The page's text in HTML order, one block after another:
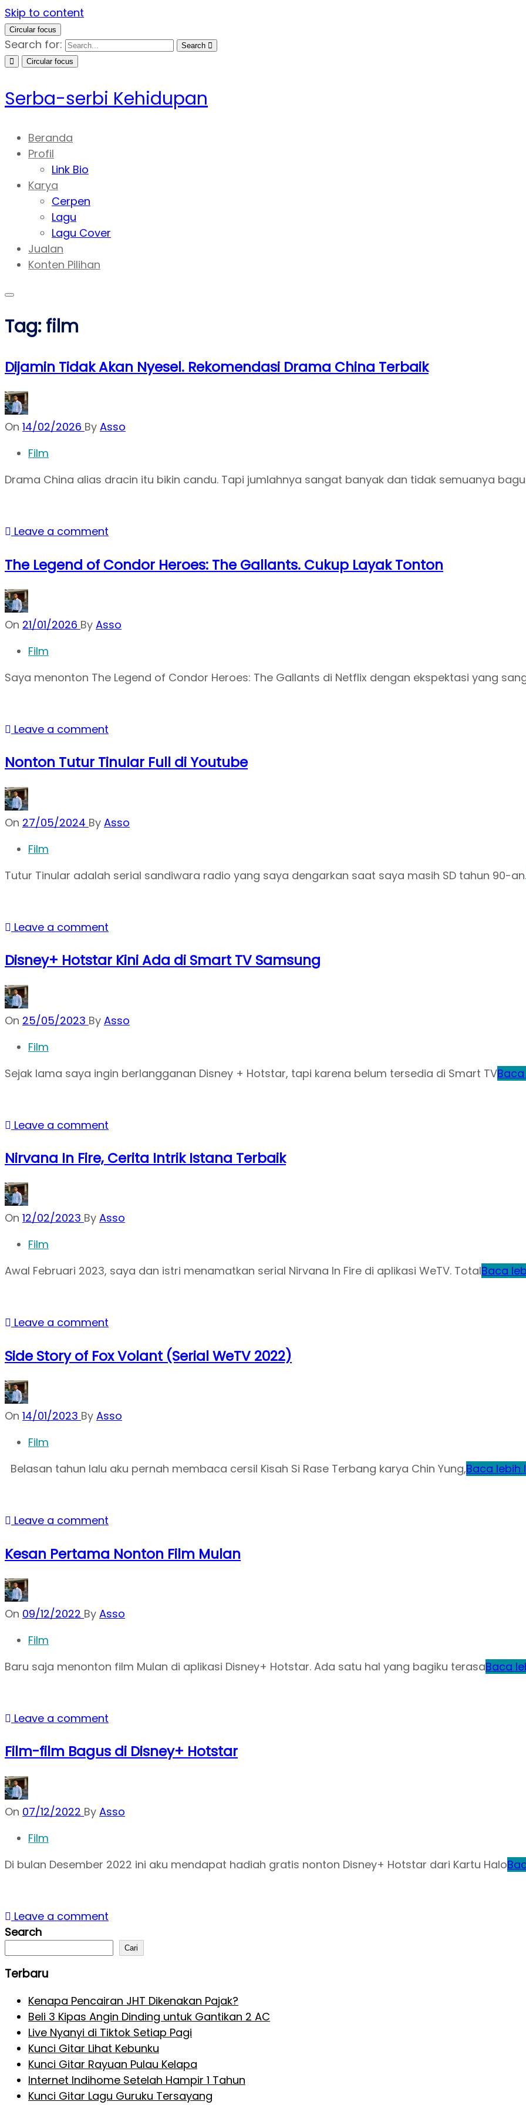
Skip to content
Circular focus
Search for:
Search
Circular focus
Serba-serbi Kehidupan
Beranda
Profil
Link Bio
Karya
Cerpen
Lagu
Lagu Cover
Jualan
Konten Pilihan
Tag:film
Dijamin Tidak Akan Nyesel. Rekomendasi Drama China Terbaik
On 14/02/2026 By Asso
Film
Drama China alias dracin itu bikin candu. Tapi jumlahnya sangat banyak dan tidak semuanya
Leave a comment
The Legend of Condor Heroes: The Gallants. Cukup Layak Tonton
On 21/01/2026 By Asso
Film
Saya menonton The Legend of Condor Heroes: The Gallants di Netflix dengan ekspektasi yang
Leave a comment
Nonton Tutur Tinular Full di Youtube
On 27/05/2024 By Asso
Film
Tutur Tinular adalah serial sandiwara radio yang saya dengarkan saat saya masih SD tahun 90-an.
Leave a comment
Disney+ Hotstar Kini Ada di Smart TV Samsung
On 25/05/2023 By Asso
Film
Sejak lama saya ingin berlangganan Disney + Hotstar, tapi karena belum tersedia di Smart TV
Leave a comment
Nirvana In Fire, Cerita Intrik Istana Terbaik
On 12/02/2023 By Asso
Film
Awal Februari 2023, saya dan istri menamatkan serial Nirvana In Fire di aplikasi WeTV. TotalBaca
Leave a comment
Side Story of Fox Volant (Serial WeTV 2022)
On 14/01/2023 By Asso
Film
Belasan tahun lalu aku pernah membaca cersil Kisah Si Rase Terbang karya Chin Yung,Baca lebih
Leave a comment
Kesan Pertama Nonton Film Mulan
On 09/12/2022 By Asso
Film
Baru saja menonton film Mulan di aplikasi Disney+ Hotstar. Ada satu hal yang bagiku terasaBaca
Leave a comment
Film-film Bagus di Disney+ Hotstar
On 07/12/2022 By Asso
Film
Di bulan Desember 2022 ini aku mendapat hadiah gratis nonton Disney+ Hotstar dari Kartu Halo
Leave a comment
Search
Cari
Terbaru
Kenapa Pencairan JHT Dikenakan Pajak?
Beli 3 Kipas Angin Dinding untuk Gantikan 2 AC
Live Nyanyi di Tiktok Setiap Pagi
Kunci Gitar Lihat Kebunku
Kunci Gitar Rayuan Pulau Kelapa
Internet Indihome Setelah Hampir 1 Tahun
Kunci Gitar Lagu Guruku Tersayang